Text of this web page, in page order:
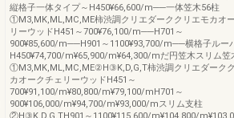
縦格子一体タイプ～H450¥66,600/m──一体笠木56柱
①M3,MK,ML,MC,ME柿渋調クリエダーククリエモカオ
リーウッドH451～700¥76,100/m──H701～
900¥85,600/m──H901～1100¥93,700/m──横格子ルー
H450¥74,700/m¥65,900/m¥64,300/mだ円笠木スリム笠
①M3,MK,ML,MC,ME②H③K,D,G,T柿渋調クリエダーク
カオークチェリーウッドH451～
700¥91,100/m¥80,800/m¥79,100/mH701～
900¥106,000/m¥94,700/m¥93,000/mスリム支柱
②H③K,D,G,TH901～1100¥115,600/m¥104,800/